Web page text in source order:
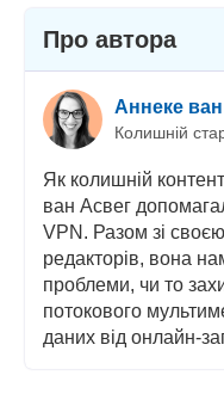
Про автора
Аннеке
Колишній
Як колишній
ван Асвег
VPN. Разом зі
редакторів, вона
проблеми, чи то
потокового
даних від онлайн-